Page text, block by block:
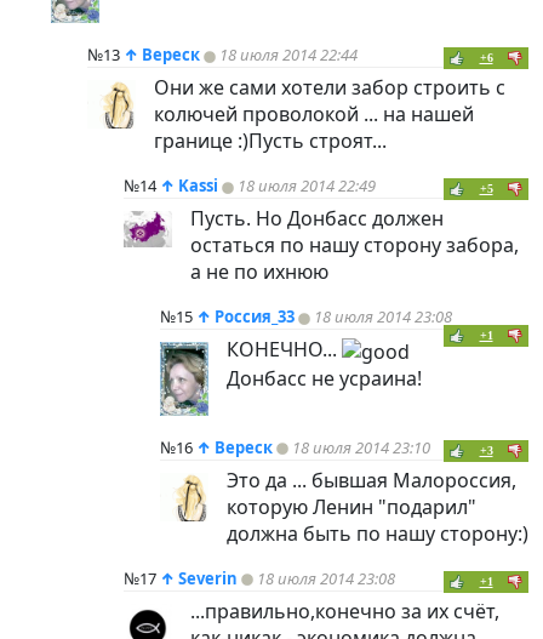
№13 ↑ Вереск 18 июля 2014 22:44 +6
Они же сами хотели забор строить с
колючей проволокой ... на нашей
границе :)Пусть строят...
№14 ↑ Kassi 18 июля 2014 22:49 +5
Пусть. Но Донбасс должен
остаться по нашу сторону забора,
а не по ихнюю
№15 ↑ Россия_33 18 июля 2014 23:08
+1
КОНЕЧНО...
Донбасс не усраина!
№16 ↑ Вереск 18 июля 2014 23:10 +3
Это да ... бывшая Малороссия,
которую Ленин "подарил"
должна быть по нашу сторону:)
№17 ↑ Severin 18 июля 2014 23:08 +1
...правильно,конечно за их счёт,